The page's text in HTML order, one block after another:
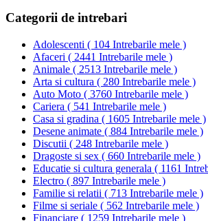
Categorii de intrebari
Adolescenti ( 104 Intrebarile mele )
Afaceri ( 2441 Intrebarile mele )
Animale ( 2513 Intrebarile mele )
Arta si cultura ( 280 Intrebarile mele )
Auto Moto ( 3760 Intrebarile mele )
Cariera ( 541 Intrebarile mele )
Casa si gradina ( 1605 Intrebarile mele )
Desene animate ( 884 Intrebarile mele )
Discutii ( 248 Intrebarile mele )
Dragoste si sex ( 660 Intrebarile mele )
Educatie si cultura generala ( 1161
Electro ( 897 Intrebarile mele )
Familie si relatii ( 713 Intrebarile mele )
Filme si seriale ( 562 Intrebarile mele )
Financiare ( 1259 Intrebarile mele )